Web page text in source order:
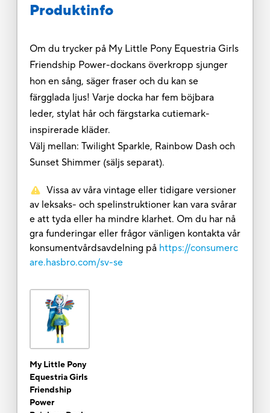
Produktinfo
Om du trycker på My Little Pony Equestria Girls
Friendship Power-dockans överkropp sjunger
hon en sång, säger fraser och du kan se
färgglada ljus! Varje docka har fem böjbara
leder, stylat hår och färgstarka cutiemark-
inspirerade kläder.
Välj mellan: Twilight Sparkle, Rainbow Dash och
Sunset Shimmer (säljs separat).
Vissa av våra vintage eller tidigare versioner
av leksaks- och spelinstruktioner kan vara svårar
e att tyda eller ha mindre klarhet. Om du har nå
gra funderingar eller frågor vänligen kontakta vår
konsumentvårdsavdelning på https://consumerc
are.hasbro.com/sv-se
My Little Pony
Equestria Girls
Friendship
Power